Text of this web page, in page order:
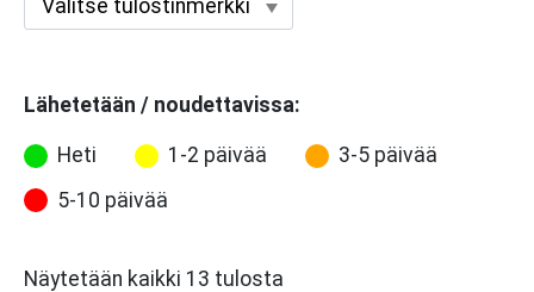
Lähetetään / noudettavissa:
Heti 1-2 päivää
3-5 päivää
5-10 päivää
Näytetään kaikki 13 tulosta